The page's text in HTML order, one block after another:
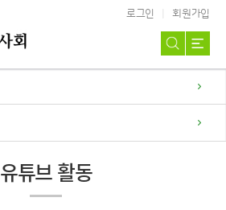
로그인 회원가입
유튜브 활동